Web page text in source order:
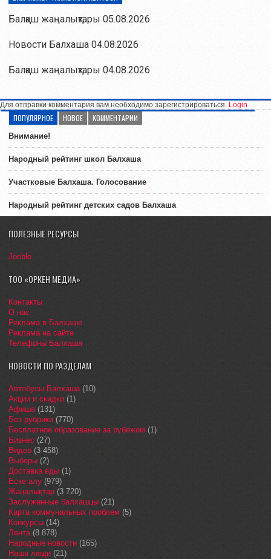
Балқаш жаңалықтары 05.08.2026
Новости Балхаша 04.08.2026
Балқаш жаңалықтары 04.08.2026
Для отправки комментария вам необходимо зарегистрироваться. Login
ПОПУЛЯРНОЕ НОВОЕ КОММЕНТАРИИ
Внимание!
Народный рейтинг школ Балхаша
Участковые Балхаша. Голосование
Народный рейтинг детских садов Балхаша
ПОЛЕЗНЫЕ РЕСУРСЫ
Jooble
ТОО «ОРКЕН МЕДИА»
Контакты
О нас
Реклама в Балхаше
Реклама на сайте
Телефоны Балхаша
НОВОСТИ ПО РАЗДЕЛАМ
Автобусы Балхаша(10)
Акции и скидки (1)
Афиша(131)
Без рубрики (770)
Бесплатное образование за рубежом (1)
Бизнес (27)
Видео (3 458)
Выборы (2)
Доставка еды (1)
Еске алу (979)
Жаңалықтар (3 720)
Заслуженные балхашцы (21)
Карта коммунальных проблем (5)
Конкурсы (14)
Лента(8 878)
Народные новости (165)
Наши люди (21)